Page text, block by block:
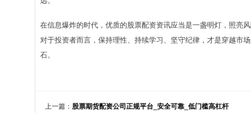
在信息爆炸的时代，优质的股票配资资讯应当是一盏明灯，照亮
对于投资者而言，保持理性、持续学习、坚守纪律，才是穿越市
石。
上一篇： 股票期货配资公司正规平台_安全可靠_低门槛高杠杆